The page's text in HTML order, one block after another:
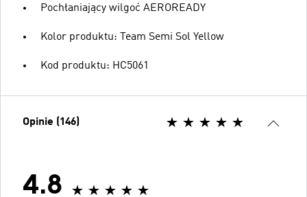
Pochłaniający wilgoć AEROREADY
Kolor produktu: Team Semi Sol Yellow
Kod produktu: HC5061
Opinie (146)
4.8